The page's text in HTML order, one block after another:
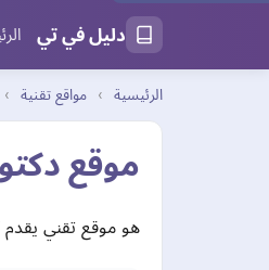
دليل في تي
الرئيسية › مواقع تقنية ›
موقع
هو موقع تقني